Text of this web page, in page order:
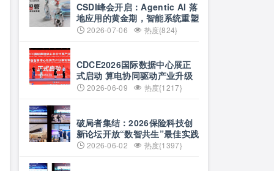
CSDI峰会开启：Agentic AI 落
地应用的黄金期，智能系统重塑
生产力
2026-07-06 热度{824}
CDCE2026国际数据中心展正
式启动 算电协同驱动产业升级
搭建全球合作平台
2026-06-09 热度{1217}
破局者集结：2026保险科技创
新论坛开放“数智共生”最佳实践
案例征集
2026-06-02 热度{1397}